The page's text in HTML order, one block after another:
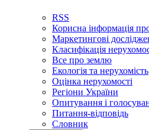
RSS
Корисна інформація
Маркетингові
Класифікація
Все про землю
Екологія та нерухомість
Оцінка нерухомості
Регіони України
Опитування і
Питання-відповідь
Словник